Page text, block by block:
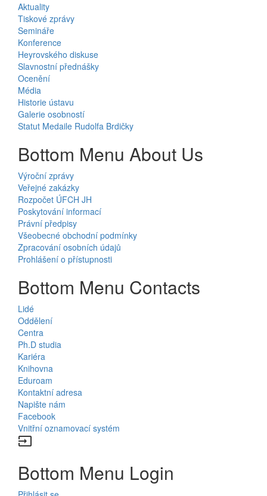
Aktuality
Tiskové zprávy
Semináře
Konference
Heyrovského diskuse
Slavnostní přednášky
Ocenění
Média
Historie ústavu
Galerie osobností
Statut Medaile Rudolfa Brdičky
Bottom Menu About Us
Výroční zprávy
Veřejné zakázky
Rozpočet ÚFCH JH
Poskytování informací
Právní předpisy
Všeobecné obchodní podmínky
Zpracování osobních údajů
Prohlášení o přístupnosti
Bottom Menu Contacts
Lidé
Oddělení
Centra
Ph.D studia
Kariéra
Knihovna
Eduroam
Kontaktní adresa
Napište nám
Facebook
Vnitřní oznamovací systém
input
Bottom Menu Login